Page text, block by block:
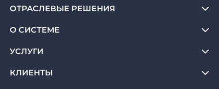
ОТРАСЛЕВЫЕ РЕШЕНИЯ
О СИСТЕМЕ
УСЛУГИ
КЛИЕНТЫ